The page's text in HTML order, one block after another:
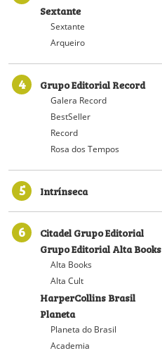
Sextante
Sextante
Arqueiro
4 Grupo Editorial Record
Galera Record
BestSeller
Record
Rosa dos Tempos
5 Intrínseca
6
Citadel Grupo Editorial
Grupo Editorial Alta Books
Alta Books
Alta Cult
HarperCollins Brasil
Planeta
Planeta do Brasil
Academia